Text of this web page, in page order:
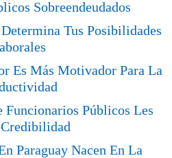
Sobreendeudados
Tus Posibilidades
Es Más Motivador Para La
Funcionarios Públicos Les
Paraguay Nacen En La